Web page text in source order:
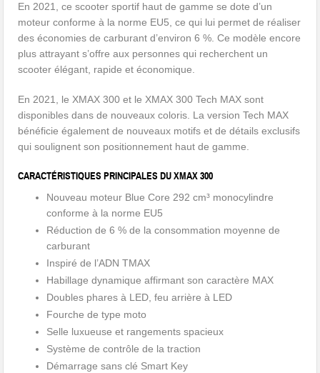
En 2021, ce scooter sportif haut de gamme se dote d’un
moteur conforme à la norme EU5, ce qui lui permet de réaliser
des économies de carburant d’environ 6 %. Ce modèle encore
plus attrayant s’offre aux personnes qui recherchent un
scooter élégant, rapide et économique.
En 2021, le XMAX 300 et le XMAX 300 Tech MAX sont
disponibles dans de nouveaux coloris. La version Tech MAX
bénéficie également de nouveaux motifs et de détails exclusifs
qui soulignent son positionnement haut de gamme.
CARACTÉRISTIQUES PRINCIPALES DU XMAX 300
Nouveau moteur Blue Core 292 cm³ monocylindre
conforme à la norme EU5
Réduction de 6 % de la consommation moyenne de
carburant
Inspiré de l’ADN TMAX
Habillage dynamique affirmant son caractère MAX
Doubles phares à LED, feu arrière à LED
Fourche de type moto
Selle luxueuse et rangements spacieux
Système de contrôle de la traction
Démarrage sans clé Smart Key